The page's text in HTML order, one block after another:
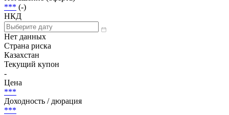
*** (-)
НКД
Нет данных
Страна риска
Казахстан
Текущий купон
-
Цена
***
Доходность / дюрация
***